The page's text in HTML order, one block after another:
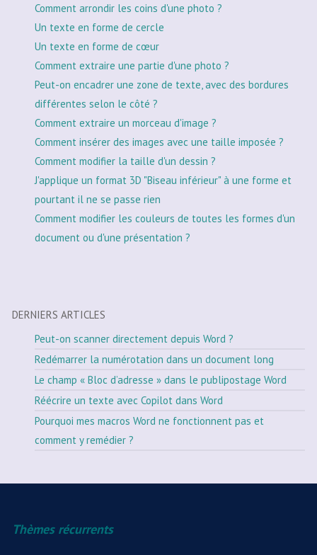
Comment arrondir les coins d'une photo ?
Un texte en forme de cercle
Un texte en forme de cœur
Comment extraire une partie d'une photo ?
Peut-on encadrer une zone de texte, avec des bordures
différentes selon le côté ?
Comment extraire un morceau d'image ?
Comment insérer des images avec une taille imposée ?
Comment modifier la taille d'un dessin ?
J'applique un format 3D "Biseau inférieur" à une forme et
pourtant il ne se passe rien
Comment modifier les couleurs de toutes les formes d'un
document ou d'une présentation ?
DERNIERS ARTICLES
Peut-on scanner directement depuis Word ?
Redémarrer la numérotation dans un document long
Le champ « Bloc d’adresse » dans le publipostage Word
Réécrire un texte avec Copilot dans Word
Pourquoi mes macros Word ne fonctionnent pas et
comment y remédier ?
Thèmes récurrents